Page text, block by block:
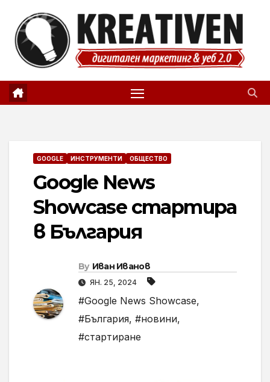
content
GOOGLE ИНСТРУМЕНТИ ОБЩЕСТВО
Google News
Showcase стартира
в България
By Иван Иванов
ЯН. 25, 2024
#Google News Showcase,
#България, #новини,
#стартиране